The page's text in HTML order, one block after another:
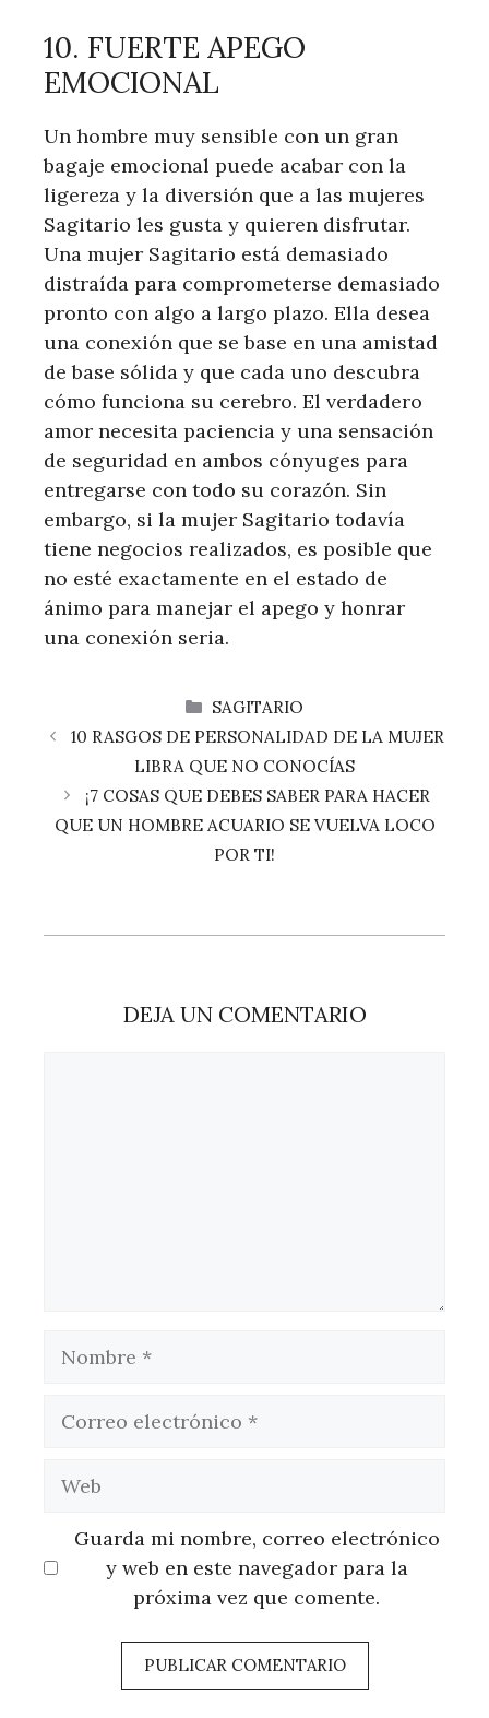
10. FUERTE APEGO
EMOCIONAL
Un hombre muy sensible con un gran
bagaje emocional puede acabar con la
ligereza y la diversión que a las mujeres
Sagitario les gusta y quieren disfrutar.
Una mujer Sagitario está demasiado
distraída para comprometerse demasiado
pronto con algo a largo plazo. Ella desea
una conexión que se base en una amistad
de base sólida y que cada uno descubra
cómo funciona su cerebro. El verdadero
amor necesita paciencia y una sensación
de seguridad en ambos cónyuges para
entregarse con todo su corazón. Sin
embargo, si la mujer Sagitario todavía
tiene negocios realizados, es posible que
no esté exactamente en el estado de
ánimo para manejar el apego y honrar
una conexión seria.
CATEGORÍAS
SAGITARIO
10 RASGOS DE PERSONALIDAD DE LA MUJER
LIBRA QUE NO CONOCÍAS
¡7 COSAS QUE DEBES SABER PARA HACER
QUE UN HOMBRE ACUARIO SE VUELVA LOCO
POR TI!
DEJA UN COMENTARIO
Guarda mi nombre, correo electrónico
y web en este navegador para la
próxima vez que comente.